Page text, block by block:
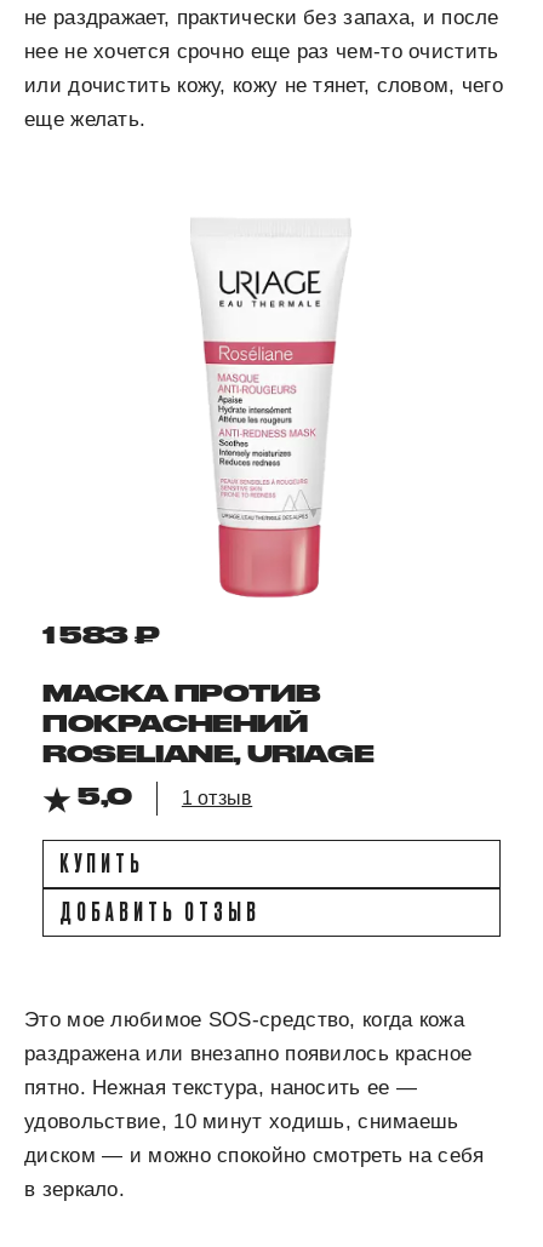
не раздражает, практически без запаха, и после
нее не хочется срочно еще раз чем-то очистить
или дочистить кожу, кожу не тянет, словом, чего
еще желать.
1 583 ₽
МАСКА ПРОТИВ
ПОКРАСНЕНИЙ
ROSELIANE, URIAGE
5,0
1 отзыв
КУПИТЬ
ДОБАВИТЬ ОТЗЫВ
Это мое любимое SOS-средство, когда кожа
раздражена или внезапно появилось красное
пятно. Нежная текстура, наносить ее —
удовольствие, 10 минут ходишь, снимаешь
диском — и можно спокойно смотреть на себя
в зеркало.